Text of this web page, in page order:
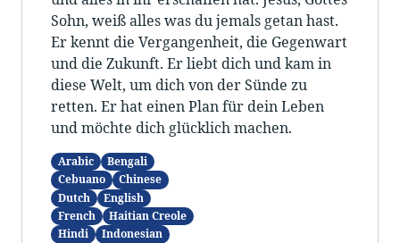
Sohn, weiß alles was du jemals getan hast.
Er kennt die Vergangenheit, die Gegenwart
und die Zukunft. Er liebt dich und kam in
diese Welt, um dich von der Sünde zu
retten. Er hat einen Plan für dein Leben
und möchte dich glücklich machen.
Arabic
Bengali
Cebuano
Chinese
Dutch
English
French
Haitian Creole
Hindi
Indonesian